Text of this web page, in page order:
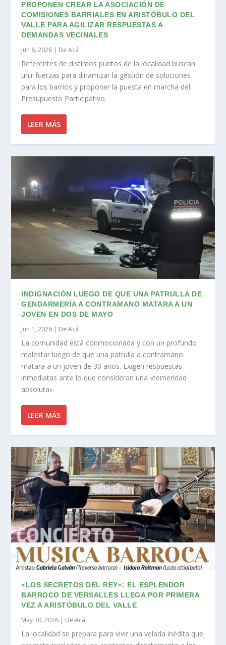
PROPONEN CREAR LA ASOCIACIÓN DE
COMISIONES BARRIALES EN ARISTÓBULO DEL
VALLE PARA AGILIZAR RESPUESTAS A
DEMANDAS VECINALES
Jun 6, 2026 De Acá
Referentes de distintos puntos de la localidad buscan
unir fuerzas para dinamizar la gestión de soluciones
para los barrios y proponer la puesta en marcha del
Presupuesto Participativo.
LEER MÁS
INDIGNACIÓN LUEGO DE QUE UNA PATRULLA DE
GENDARMERÍA A CONTRAMANO MATARA A UN
JOVEN EN DOS DE MAYO
Jun 1, 2026 | De Acá
La comunidad está conmocionada y con un profundo
malestar luego de que una patrulla a contramano
matara a un joven de 30 años. Exigen respuestas
inmediatas ante lo que consideran una «temeridad
absoluta».
LEER MÁS
«LOS SECRETOS DEL REY»: EL ESPLENDOR
BARROCO DE VERSALLES LLEGA POR PRIMERA
VEZ A ARISTÓBULO DEL VALLE
May 30, 2026 | De Acá
La localidad se prepara para vivir una velada inédita que